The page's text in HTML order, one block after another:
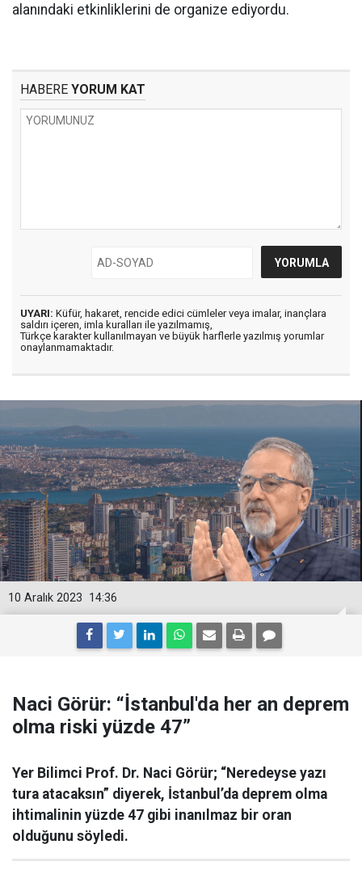
alanındaki etkinliklerini de organize ediyordu.
HABERE YORUM KAT
UYARI: Küfür, hakaret, rencide edici cümleler veya imalar, inançlara
saldırı içeren, imla kuralları ile yazılmamış,
Türkçe karakter kullanılmayan ve büyük harflerle yazılmış yorumlar
onaylanmamaktadır.
14:36
10 Aralık 2023
Naci Görür: “İstanbul'da her an deprem
olma riski yüzde 47”
Yer Bilimci Prof. Dr. Naci Görür; “Neredeyse yazı
tura atacaksın” diyerek, İstanbul’da deprem olma
ihtimalinin yüzde 47 gibi inanılmaz bir oran
olduğunu söyledi.